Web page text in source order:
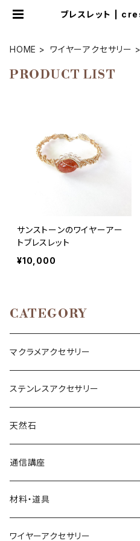
ブレスレット |
HOME ワイヤーアクセサリー
PRODUCT LIST
サンストーンのワイヤーアー
トブレスレット
¥10,000
CATEGORY
マクラメアクセサリー
ネックレス
ブレスレット
リング
ピアス
小物
ステンレスアクセサリー
ネックレス
ピアス
天然石
丸玉
アベンチュリン
オニキス
カボション
アクアマリン
ポイント
通信講座
ブレスレット
リング
材料・道具
材料
ワイヤーアクセサリー